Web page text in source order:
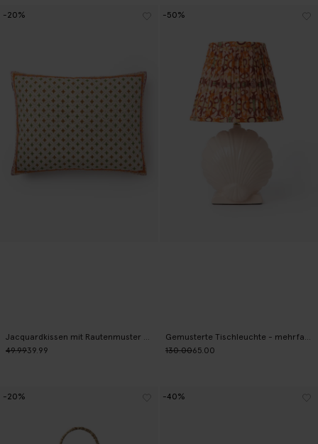
Jacquardkissen mit Rautenmuster - grün
49.9939.99
-20%
Gemusterte Tischleuchte - mehrfarbig
130.0065.00
-50%
-20% -40%